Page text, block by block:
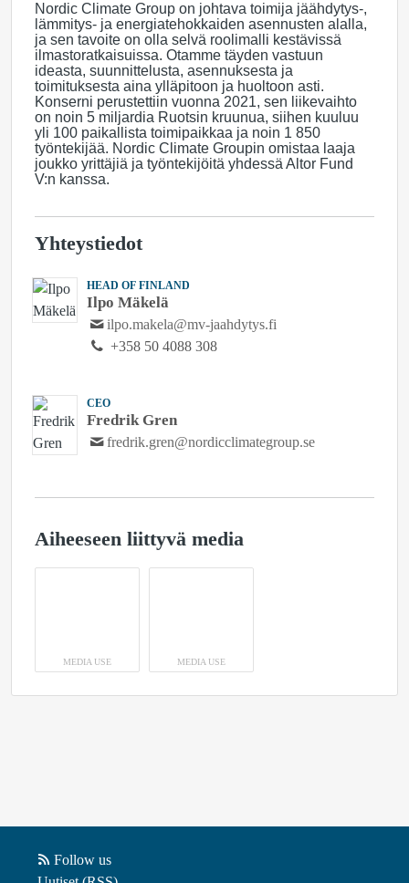
Nordic Climate Group on johtava toimija jäähdytys-,
lämmitys- ja energiatehokkaiden asennusten alalla,
ja sen tavoite on olla selvä roolimalli kestävissä
ilmastoratkaisuissa. Otamme täyden vastuun
ideasta, suunnittelusta, asennuksesta ja
toimituksesta aina ylläpitoon ja huoltoon asti.
Konserni perustettiin vuonna 2021, sen liikevaihto
on noin 5 miljardia Ruotsin kruunua, siihen kuuluu
yli 100 paikallista toimipaikkaa ja noin 1 850
työntekijää. Nordic Climate Groupin omistaa laaja
joukko yrittäjiä ja työntekijöitä yhdessä Altor Fund
V:n kanssa.
Yhteystiedot
HEAD OF FINLAND
Ilpo Mäkelä
ilpo.makela@mv-jaahdytys.fi
+358 50 4088 308
CEO
Fredrik Gren
fredrik.gren@nordicclimategroup.se
Aiheeseen liittyvä media
MEDIA USE MEDIA USE
Follow us